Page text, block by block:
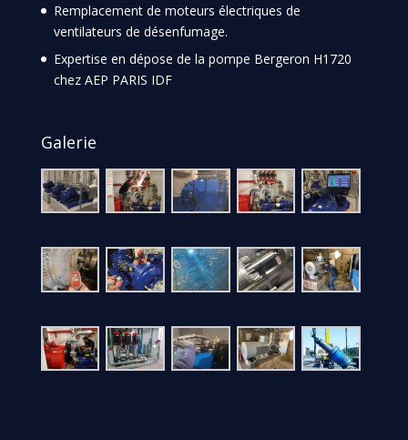
Remplacement de moteurs électriques de
ventilateurs de désenfumage.
Expertise en dépose de la pompe Bergeron H1720
chez AEP PARIS IDF
Galerie